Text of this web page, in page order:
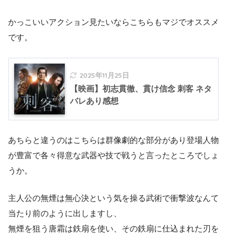
かっこいいアクション見たいならこちらもマジでオススメ
です。
2025年11月25日
【映画】初志貫徹、貫け信念 刺客 ネタ
バレあり感想
あちらと違うのはこちらは群像劇的な部分があり登場人物
が豊富で各々得意な武器や技で戦うと言ったところでしょ
うか。
主人公の無煙は無心決という気を操る武術で衝撃波なんて
当たり前のように出しますし、
無煙を狙う唐霜は鉄扇を使い、その鉄扇に仕込まれた刃を